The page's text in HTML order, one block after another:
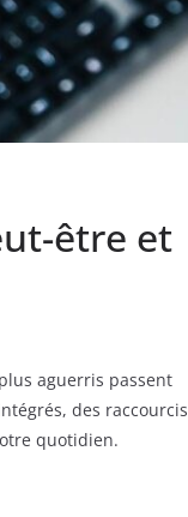
être et
aguerris passent
des raccourcis
quotidien.